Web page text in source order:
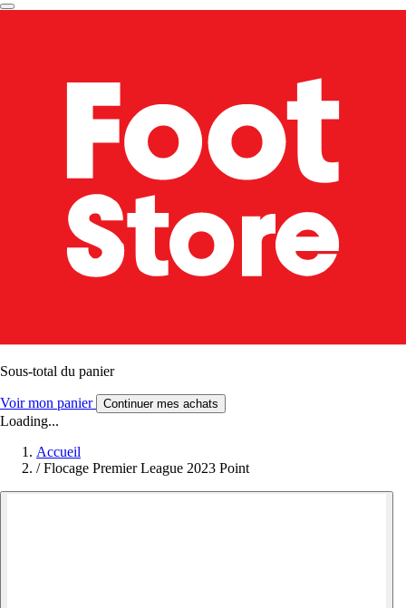
Sous-total du panier
Voir mon panier Continuer mes achats
Loading...
Accueil
/ Flocage Premier League 2023 Point